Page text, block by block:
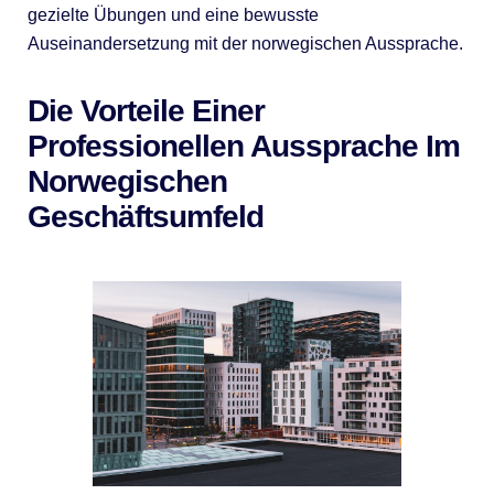
gezielte Übungen und eine bewusste
Auseinandersetzung mit der norwegischen Aussprache.
Die Vorteile Einer
Professionellen Aussprache Im
Norwegischen
Geschäftsumfeld